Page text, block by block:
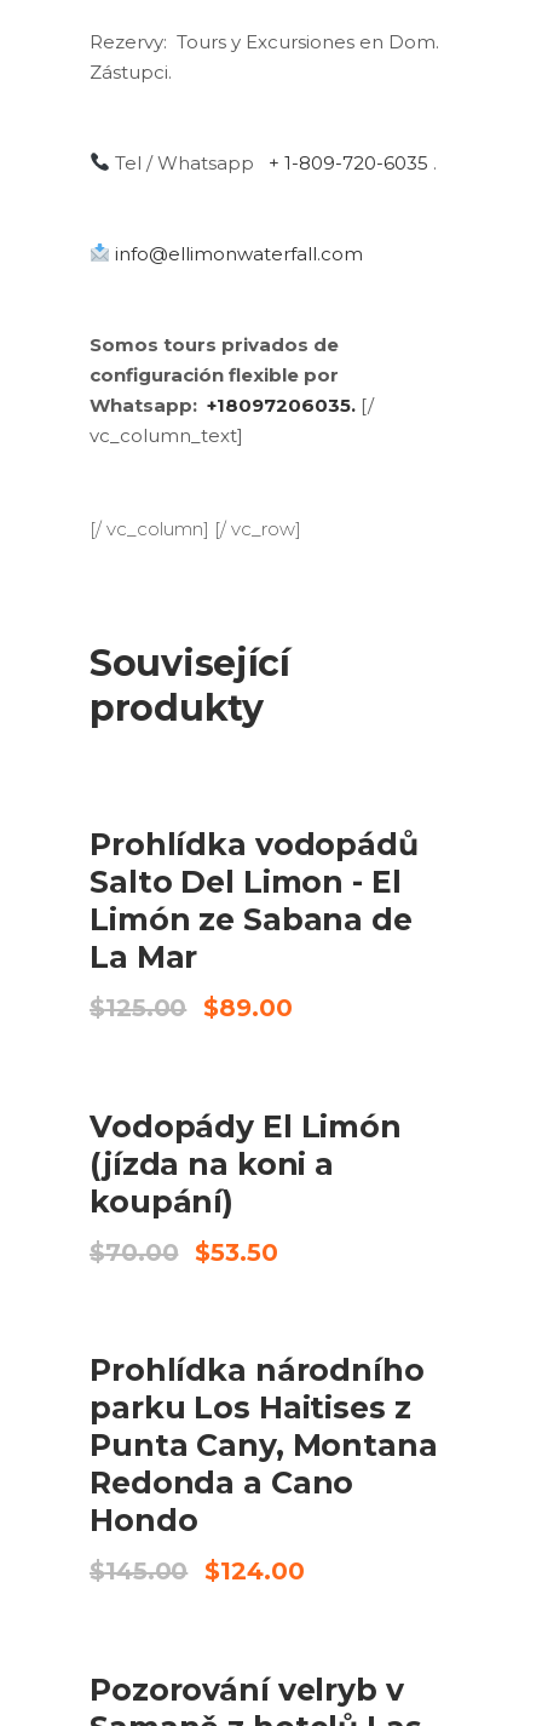
Rezervy: Tours y Excursiones en Dom.
Zástupci.
Tel / Whatsapp + 1-809-720-6035 .
info@ellimonwaterfall.com
Somos tours privados de
configuración flexible por
Whatsapp: +18097206035. [/
vc_column_text]
[/ vc_column] [/ vc_row]
Související
produkty
Prohlídka vodopádů
Salto Del Limon - El
Limón ze Sabana de
La Mar
$125.00
Original
$89.00Current
Vodopády El Limón
(jízda na koni a
koupání)
$70.00
Original
$53.50Current
Prohlídka národního
parku Los Haitises z
Punta Cany, Montana
Redonda a Cano
Hondo
$145.00
Original
$124.00Current
Pozorování velryb v